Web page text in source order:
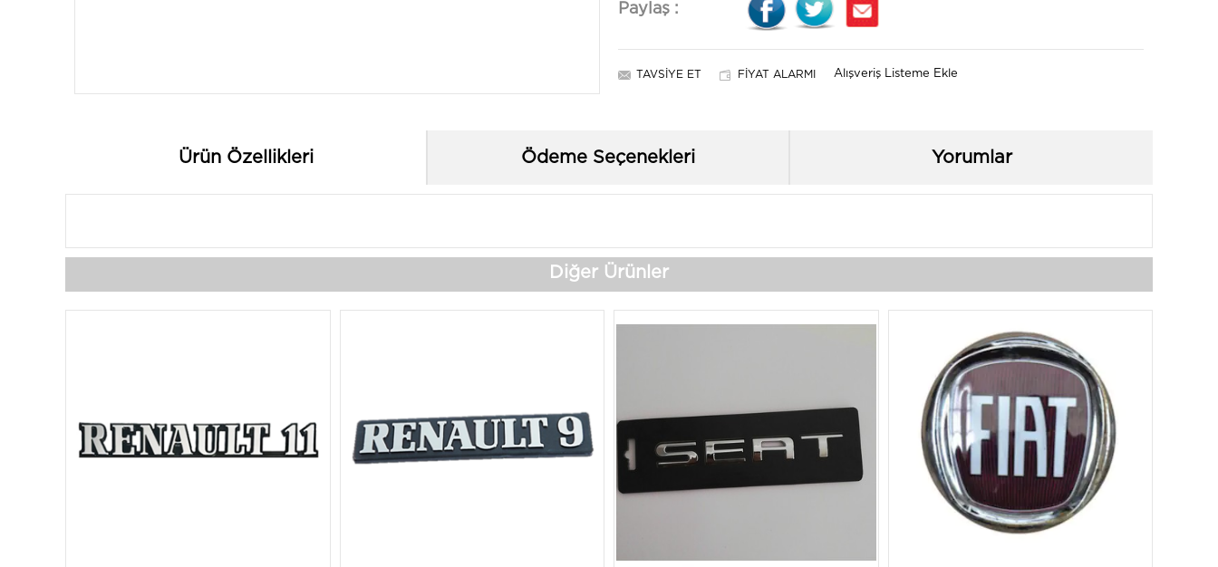
Paylaş :
TAVSIYE ET FIYAT ALARMI Alışveriş Listeme Ekle
Ürün Özellikleri Ödeme Seçenekleri Yorumlar
Diğer Ürünler